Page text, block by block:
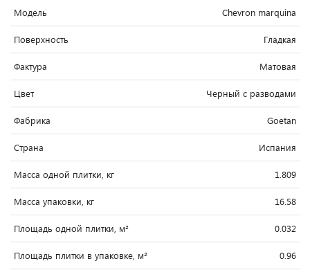
Модель Chevron marquina
Поверхность Гладкая
Фактура Матовая
Цвет Черный c разводами
Фабрика Goetan
Страна Испания
Масса одной плитки, кг 1.809
Масса упаковки, кг 16.58
Площадь одной плитки, м² 0.032
Площадь плитки в упаковке, м² 0.96